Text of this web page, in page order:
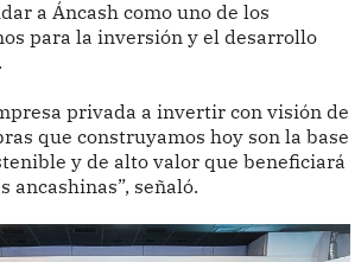
a Áncash como uno de los
para la inversión y el desarrollo
privada a invertir con visión de
que construyamos hoy son la base
y de alto valor que beneficiará
ancashinas”, señaló.